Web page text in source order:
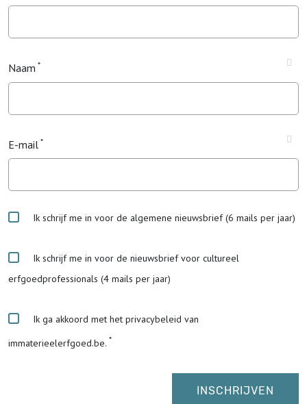
Naam
E-mail
Ik schrijf me in voor de algemene nieuwsbrief (6 mails per jaar)
Ik schrijf me in voor de nieuwsbrief voor cultureel
erfgoedprofessionals (4 mails per jaar)
Ik ga akkoord met het privacybeleid van
immaterieelerfgoed.be.